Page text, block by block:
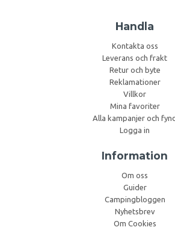
Handla
Kontakta oss
Leverans och frakt
Retur och byte
Reklamationer
Villkor
Mina favoriter
Alla kampanjer och
Logga in
Information
Om oss
Guider
Campingbloggen
Nyhetsbrev
Om Cookies